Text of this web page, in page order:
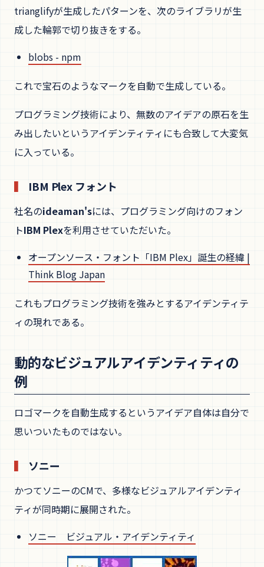
trianglifyが生成したパターンを、次のライブラリが生
成した輪郭で切り抜きをする。
blobs - npm
これで宝石のようなマークを自動で生成している。
プログラミング技術により、無数のアイデアの原石を生
み出したいというアイデンティティにも合致して大変気
に入っている。
IBM Plex フォント
社名のideaman'sには、プログラミング向けのフォン
トIBM Plexを利用させていただいた。
オープンソース・フォント「IBM Plex」誕生の経緯 |
Think Blog Japan
これもプログラミング技術を強みとするアイデンティテ
ィの現れである。
動的なビジュアルアイデンティティの
例
ロゴマークを自動生成するというアイデア自体は自分で
思いついたものではない。
ソニー
かつてソニーのCMで、多様なビジュアルアイデンティ
ティが同時期に展開された。
ソニー ビジュアル・アイデンティティ